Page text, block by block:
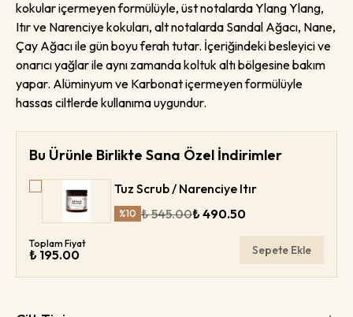
kokular içermeyen formülüyle, üst notalarda Ylang Ylang,
Itır ve Narenciye kokuları, alt notalarda Sandal Ağacı, Nane,
Çay Ağacı ile gün boyu ferah tutar. İçeriğindeki besleyici ve
onarıcı yağlar ile aynı zamanda koltuk altı bölgesine bakım
yapar. Alüminyum ve Karbonat içermeyen formülüyle
hassas ciltlerde kullanıma uygundur.
Bu Ürünle Birlikte Sana Özel İndirimler
Tuz Scrub / Narenciye Itır
%10 ₺ 545.00₺ 490.50
Toplam Fiyat
₺ 195.00 Sepete Ekle